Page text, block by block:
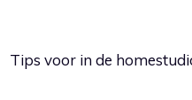
Tips voor in de